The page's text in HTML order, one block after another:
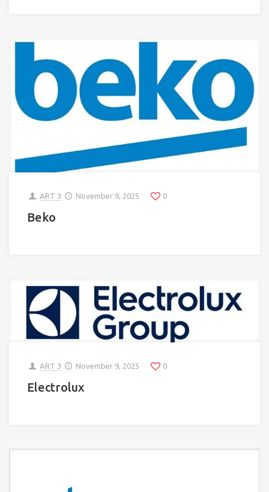
ART 3 November 9, 2025 0
Beko
ART 3 November 9, 2025 0
Electrolux